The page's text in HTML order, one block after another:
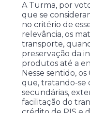
A Turma, por
que se
no critério de
relevância, os
transporte,
preservação da
produtos até a
Nesse sentido,
que, tratando-se
secundárias,
facilitação do